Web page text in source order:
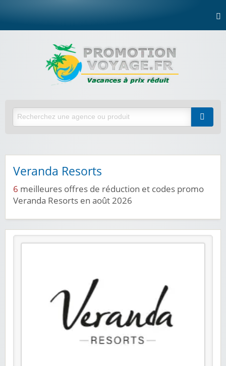
Veranda Resorts
6 meilleures offres de réduction et codes promo
Veranda Resorts en août 2026